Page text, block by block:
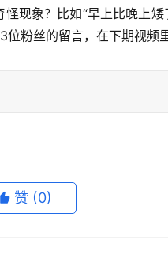
现象？比如“早上比晚上矮
位粉丝的留言，在下期视频
赞 (0)